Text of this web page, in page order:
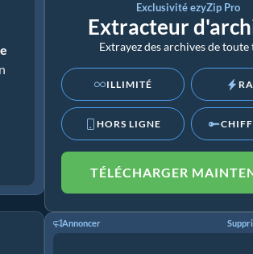
Exclusivité ezyZip Pro
Extracteur
Extrayez des archives de
ILLIMITÉ
HORS LIGNE
TÉLÉCHARGER
Annoncer